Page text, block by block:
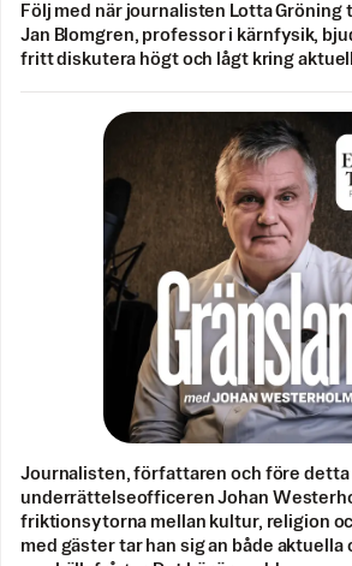
Följ med när journalisten Lotta Gröning
Jan Blomgren, professor i kärnfysik,
fritt diskutera högt och lågt kring
Journalisten, författaren och före detta
underrättelseofficeren Johan
friktionsytorna mellan kultur, religion
med gäster tar han sig an både aktuella